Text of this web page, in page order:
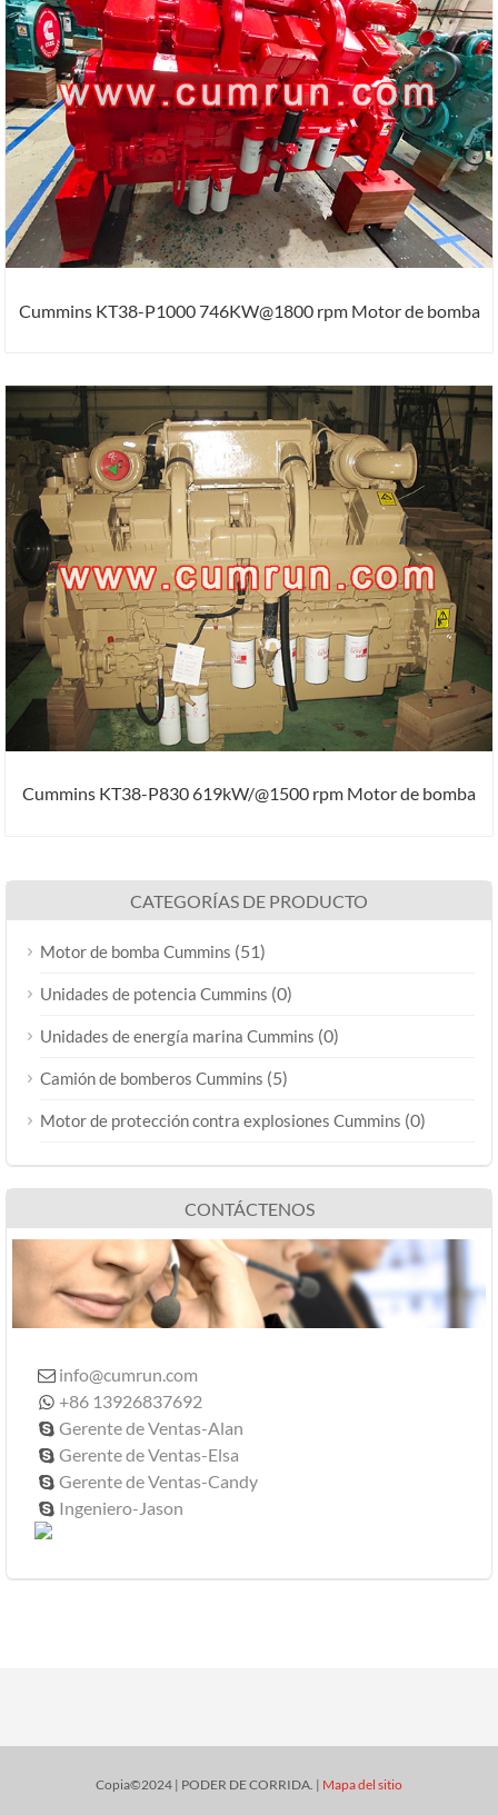
Cummins KT38-P1000 746KW@1800 rpm Motor de bomba
Cummins KT38-P830 619kW/@1500 rpm Motor de bomba
CATEGORÍAS DE PRODUCTO
Motor de bomba Cummins (51)
Unidades de potencia Cummins (0)
Unidades de energía marina Cummins (0)
Camión de bomberos Cummins (5)
Motor de protección contra explosiones Cummins (0)
CONTÁCTENOS
 info@cumrun.com
 +86 13926837692
 Gerente de Ventas-Alan
 Gerente de Ventas-Elsa
 Gerente de Ventas-Candy
 Ingeniero-Jason
Copia©2024 | PODER DE CORRIDA. | Mapa del sitio